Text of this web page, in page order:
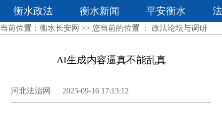
衡水政法 衡水新闻 平安衡水
当前位置： 衡水长安网 >> 您当前的位置 ： 政法论坛与调研
AI生成内容逼真不能乱真
河北法治网 2025-09-16 17:13:12